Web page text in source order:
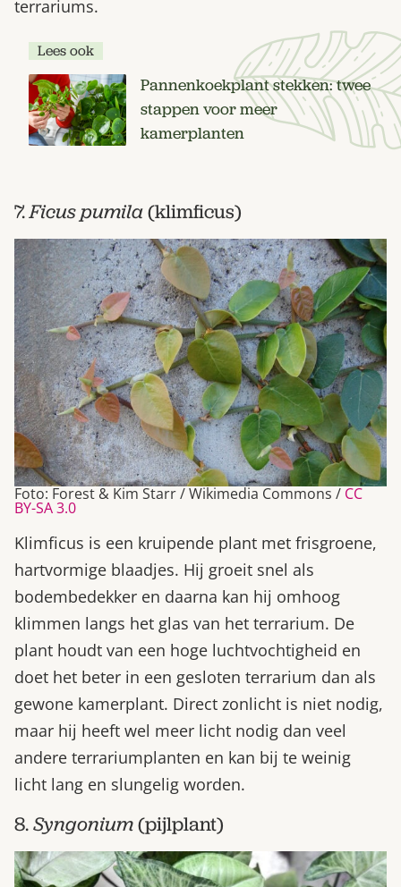
terrariums.
Lees ook
Pannenkoekplant stekken: twee
stappen voor meer
kamerplanten
7.Ficus pumila(klimficus)
Foto: Forest & Kim Starr / Wikimedia Commons / CC
BY-SA 3.0
Klimficus is een kruipende plant met frisgroene,
hartvormige blaadjes. Hij groeit snel als
bodembedekker en daarna kan hij omhoog
klimmen langs het glas van het terrarium. De
plant houdt van een hoge luchtvochtigheid en
doet het beter in een gesloten terrarium dan als
gewone kamerplant. Direct zonlicht is niet nodig,
maar hij heeft wel meer licht nodig dan veel
andere terrariumplanten en kan bij te weinig
licht lang en slungelig worden.
8.Syngonium(pijlplant)